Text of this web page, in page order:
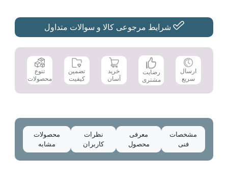
140D
عدد
شرایط مرجوعی کالا و سوالات متداول
ارسال
سریع
رضایت
مشتری
خرید
آسان
تضمین
کیفیت
تنوع
محصولات
مشخصات
فنی
معرفی
محصول
نظرات
کاربران
محصولات
مشابه